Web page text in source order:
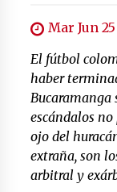
Mar Jun
El fútbol
haber
Bucaramanga
escándalos no
ojo del
extraña, son
arbitral y